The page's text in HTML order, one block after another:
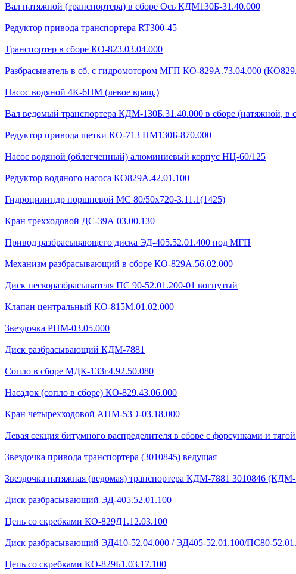
Вал натяжной (транспортера) в сборе Ось КДМ130Б-31.40.000
Редуктор привода транспортера RT300-45
Транспортер в сборе КО-823.03.04.000
Разбрасыватель в сб. с гидромотором МГП КО-829А.73.04.000
Насос водяной 4К-6ПМ (левое вращ.)
Вал ведомый транспортера КДМ-130Б.31.40.000 в сборе (натяжной, в
Редуктор привода щетки КО-713 ПМ130Б-870.000
Насос водяной (облегченный) алюминиевый корпус НЦ-60/125
Редуктор водяного насоса КО829А.42.01.100
Гидроцилиндр поршневой МС 80/50х720-3.11.1(1425)
Кран трехходовой ДС-39А 03.00.130
Привод разбрасывающего диска ЭД-405.52.01.400 под МГП
Механизм разбрасывающий в сборе КО-829А.56.02.000
Диск пескоразбрасывателя ПС 90-52.01.200-01 вогнутый
Клапан центральный КО-815М.01.02.000
Звездочка РПМ-03.05.000
Диск разбрасывающий КДМ-7881
Сопло в сборе МДК-133г4.92.50.080
Насадок (сопло в сборе) КО-829.43.06.000
Кран четырехходовой AHМ-53Э-03.18.000
Левая секция битумного распределителя в сборе с форсунками и
Звездочка привода транспортера (3010845) ведущая
Звездочка натяжная (ведомая) транспортера КДМ-7881 3010846
Диск разбрасывающий ЭД-405.52.01.100
Цепь со скребками КО-829Д1.12.03.100
Диск разбрасывающий ЭД410-52.04.000 / ЭД405-52.01.100/ПС80-
Цепь со скребками КО-829Б1.03.17.100